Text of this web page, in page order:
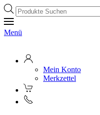
Products
search
Menü
Mein Konto
Merkzettel